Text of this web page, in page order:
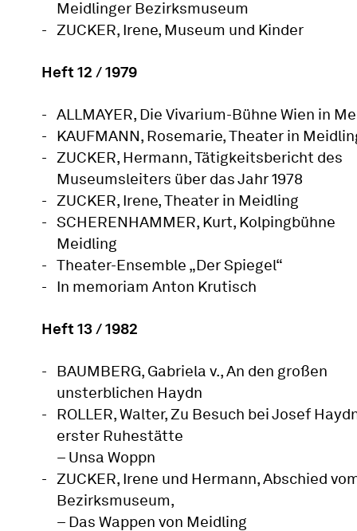
Meidlinger Bezirksmuseum
ZUCKER, Irene, Museum und Kinder
Heft 12 / 1979
ALLMAYER, Die Vivarium-Bühne Wien in
KAUFMANN, Rosemarie, Theater in
ZUCKER, Hermann, Tätigkeitsbericht des
Museumsleiters über das Jahr 1978
ZUCKER, Irene, Theater in Meidling
SCHERENHAMMER, Kurt, Kolpingbühne
Meidling
Theater-Ensemble „Der Spiegel“
In memoriam Anton Krutisch
Heft 13 / 1982
BAUMBERG, Gabriela v., An den großen
unsterblichen Haydn
ROLLER, Walter, Zu Besuch bei Josef
erster Ruhestätte
– Unsa Woppn
ZUCKER, Irene und Hermann, Abschied
Bezirksmuseum,
– Das Wappen von Meidling